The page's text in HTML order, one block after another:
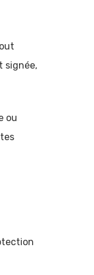
signée,
ou